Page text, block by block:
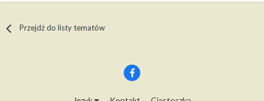
Przejdź do listy tematów